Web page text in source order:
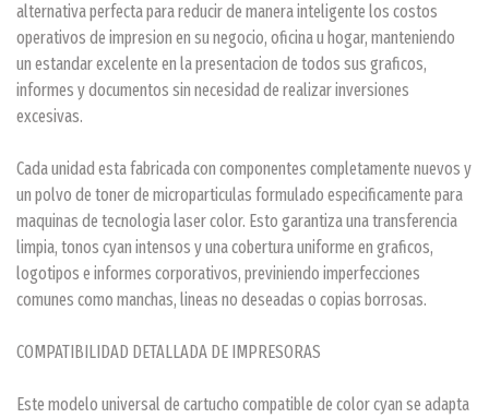
alternativa perfecta para reducir de manera inteligente los costos
operativos de impresion en su negocio, oficina u hogar, manteniendo
un estandar excelente en la presentacion de todos sus graficos,
informes y documentos sin necesidad de realizar inversiones
excesivas.
Cada unidad esta fabricada con componentes completamente nuevos y
un polvo de toner de microparticulas formulado especificamente para
maquinas de tecnologia laser color. Esto garantiza una transferencia
limpia, tonos cyan intensos y una cobertura uniforme en graficos,
logotipos e informes corporativos, previniendo imperfecciones
comunes como manchas, lineas no deseadas o copias borrosas.
COMPATIBILIDAD DETALLADA DE IMPRESORAS
Este modelo universal de cartucho compatible de color cyan se adapta